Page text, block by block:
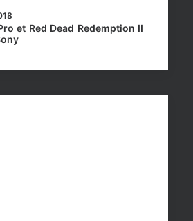
et Red Dead Redemption II